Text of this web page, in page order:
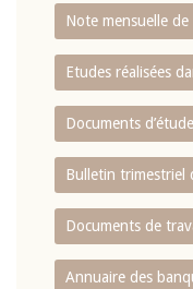
Note mensuelle
Etudes réalisées
Documents
Bulletin trimestriel
Documents de
Annuaire des